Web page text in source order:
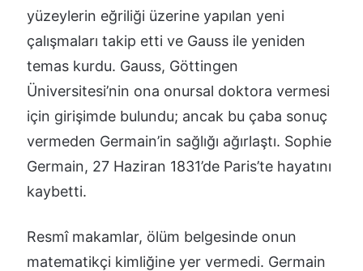
yüzeylerin eğriliği üzerine yapılan yeni
çalışmaları takip etti ve Gauss ile yeniden
temas kurdu. Gauss, Göttingen
Üniversitesi’nin ona onursal doktora vermesi
için girişimde bulundu; ancak bu çaba sonuç
vermeden Germain’in sağlığı ağırlaştı. Sophie
Germain, 27 Haziran 1831’de Paris’te hayatını
kaybetti.
Resmî makamlar, ölüm belgesinde onun
matematikçi kimliğine yer vermedi. Germain